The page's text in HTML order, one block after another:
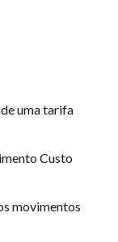
uma tarifa
Custo
movimentos